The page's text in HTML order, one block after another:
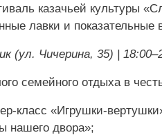
казачьей культуры
лавки и показательные
(ул. Чичерина, 35) |
семейного отдыха в
класс «Игрушки-
нашего двора»;